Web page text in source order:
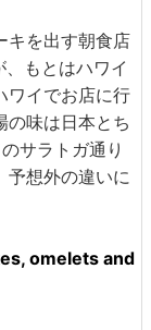
キを出す朝食店
、もとはハワイ
ワイでお店に行
の味は日本とち
サラトガ通り
予想外の違いに
omelets and